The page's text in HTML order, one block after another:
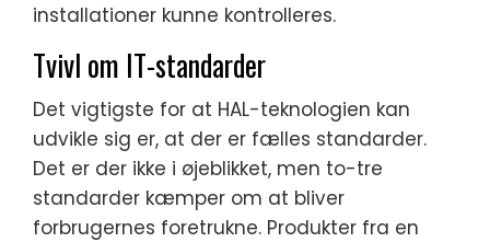
installationer kunne kontrolleres.
Tvivl om IT-standarder
Det vigtigste for at HAL-teknologien kan
udvikle sig er, at der er fælles standarder.
Det er der ikke i øjeblikket, men to-tre
standarder kæmper om at bliver
forbrugernes foretrukne. Produkter fra en